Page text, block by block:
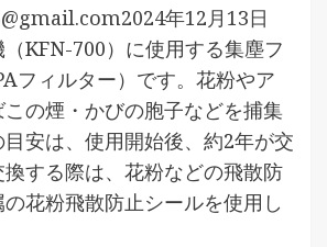
2024年12月13日
KFN-700）に使用する集塵フ
フィルター）です。花粉やア
の煙・かびの胞子などを捕集
目安は、使用開始後、約2年が交
する際は、花粉などの飛散防
花粉飛散防止シールを使用し